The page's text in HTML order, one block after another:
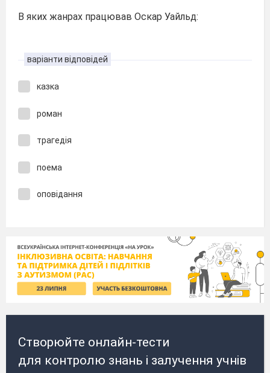
В яких жанрах працював Оскар Уайльд:
варіанти відповідей
казка
роман
трагедія
поема
оповідання
Створюйте онлайн-тести
для контролю знань і залучення учнів